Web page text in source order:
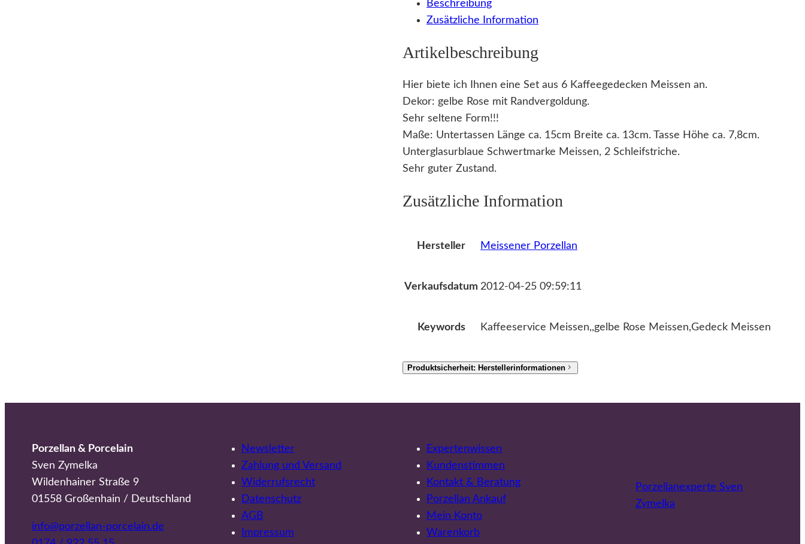
Beschreibung
Zusätzliche Information
Artikelbeschreibung
Hier biete ich Ihnen eine Set aus 6 Kaffeegedecken Meissen an.
Dekor: gelbe Rose mit Randvergoldung.
Sehr seltene Form!!!
Maße: Untertassen Länge ca. 15cm Breite ca. 13cm. Tasse Höhe ca. 7,8cm.
Unterglasurblaue Schwertmarke Meissen, 2 Schleifstriche.
Sehr guter Zustand.
Zusätzliche Information
Hersteller Meissener Porzellan
Verkaufsdatum 2012-04-25 09:59:11
Keywords Kaffeeservice Meissen,,gelbe Rose Meissen,Gedeck Meissen
Produktsicherheit: Herstellerinformationen
Porzellan & Porcelain
Sven Zymelka
Wildenhainer Straße 9
01558 Großenhain / Deutschland
info@porzellan-porcelain.de
Newsletter
Zahlung und Versand
Widerrufsrecht
Datenschutz
AGB
Impressum
Expertenwissen
Kundenstimmen
Kontakt & Beratung
Porzellan Ankauf
Mein Konto
Warenkorb
Porzellanexperte Sven
Zymelka